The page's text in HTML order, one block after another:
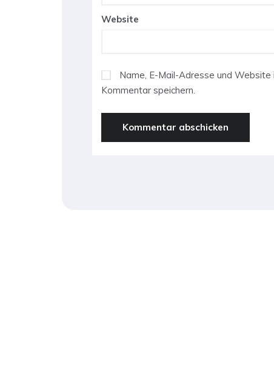
Website
Name, E-Mail-Adresse und
Kommentar speichern.